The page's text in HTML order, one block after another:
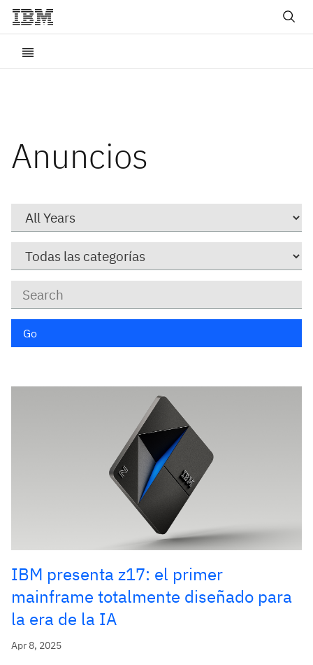
Anuncios
Go
IBM presenta z17: el primer
mainframe totalmente diseñado para
la era de la IA
Apr 8, 2025